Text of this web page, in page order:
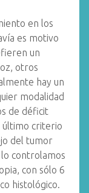
en los
es motivo
un
otros
hay un
modalidad
de déficit
último criterio
del tumor
controlamos
con sólo 6
histológico.